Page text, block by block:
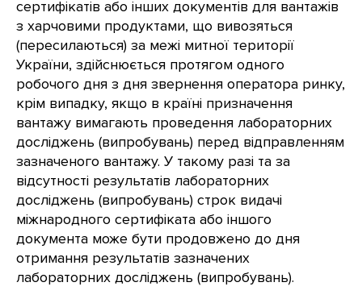
сертифікатів або інших документів для вантажів
з харчовими продуктами, що вивозяться
(пересилаються) за межі митної території
України, здійснюється протягом одного
робочого дня з дня звернення оператора ринку,
крім випадку, якщо в країні призначення
вантажу вимагають проведення лабораторних
досліджень (випробувань) перед відправленням
зазначеного вантажу. У такому разі та за
відсутності результатів лабораторних
досліджень (випробувань) строк видачі
міжнародного сертифіката або іншого
документа може бути продовжено до дня
отримання результатів зазначених
лабораторних досліджень (випробувань).